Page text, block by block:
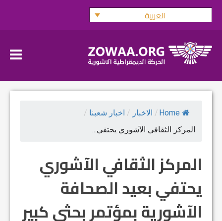
Skip
العربية
Home
/ الاخبار / اخبار شعبنا /
المركز الثقافي الآشوري يحتفي...
المركز الثقافي الآشوري
يحتفي بعيد الصحافة
الآشورية بمؤتمر بحثي كبير